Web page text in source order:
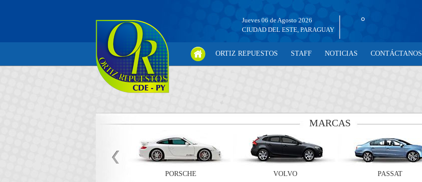
°
Jueves 06 de Agosto 2026
CIUDAD DEL ESTE, PARAGUAY
ORTIZ REPUESTOS STAFF NOTICIAS CONTÁCTANOS
MARCAS
PORSCHE VOLVO PASSAT